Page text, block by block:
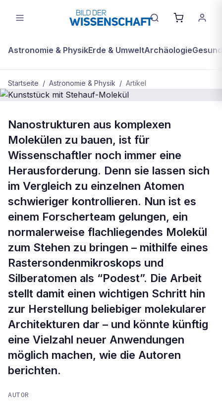
Astronomie & PhysikErde & UmweltArchäologie
Startseite / Astronomie & Physik / Artikel
Kunststück mit Stehauf-Molekül
Nanostrukturen aus komplexen
Molekülen zu bauen, ist für
Wissenschaftler noch immer eine
Herausforderung. Denn sie lassen sich
im Vergleich zu einzelnen Atomen
schwieriger kontrollieren. Nun ist es
einem Forscherteam gelungen, ein
normalerweise flachliegendes Molekül
zum Stehen zu bringen – mithilfe eines
Rastersondenmikroskops und
Silberatomen als “Podest”. Die Arbeit
stellt damit einen wichtigen Schritt hin
zur Herstellung beliebiger molekularer
Architekturen dar – und könnte künftig
eine Vielzahl neuer Anwendungen
möglich machen, wie die Autoren
berichten.
AUTOR